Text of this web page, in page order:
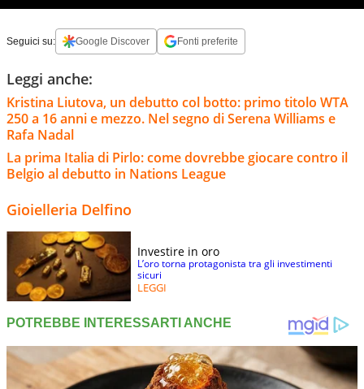
Seguici su: Google Discover Fonti preferite
Leggi anche:
Kristina Liutova, un debutto col botto: primo titolo WTA
250 a 16 anni e mezzo. Nel segno di Serena Williams e
Rafa Nadal
La prima Italia di Pirlo: come dovrebbe giocare contro il
Belgio al debutto in Nations League
Gioielleria Delfino
Investire in oro
L’oro torna protagonista tra gli investimenti
sicuri
LEGGI